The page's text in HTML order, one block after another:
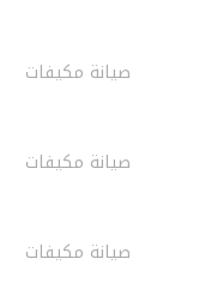
صيانة مكيفات
صيانة مكيفات
صيانة مكيفات